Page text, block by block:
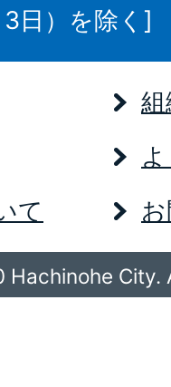
3日）を除く]
て
City.